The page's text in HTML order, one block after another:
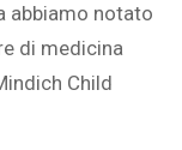
abbiamo notato
di medicina
Child